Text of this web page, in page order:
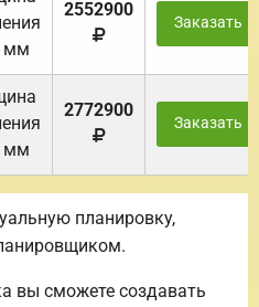
мм
2552900
Заказать
мм
2772900
Заказать
планировку,
вы сможете создавать